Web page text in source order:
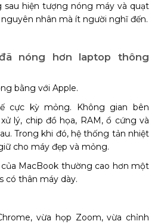
sau hiện tượng nóng máy và quạt
nhân mà ít người nghĩ đến.
nóng hơn laptop thông
bằng với Apple.
cực kỳ mỏng. Không gian bên
lý, chip đồ họa, RAM, ổ cứng và
Trong khi đó, hệ thống tản nhiệt
cho máy đẹp và mỏng.
MacBook thường cao hơn một
có thân máy dày.
vừa họp Zoom, vừa chỉnh